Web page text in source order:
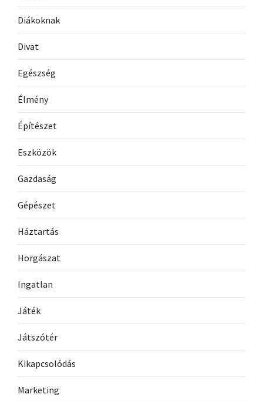
Diákoknak
Divat
Egészség
Élmény
Építészet
Eszközök
Gazdaság
Gépészet
Háztartás
Horgászat
Ingatlan
Játék
Játszótér
Kikapcsolódás
Marketing